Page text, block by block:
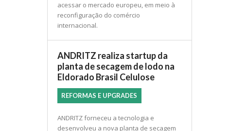
acessar o mercado europeu, em meio à
reconfiguração do comércio
internacional.
ANDRITZ realiza startup da
planta de secagem de lodo na
Eldorado Brasil Celulose
REFORMAS E UPGRADES
ANDRITZ forneceu a tecnologia e
desenvolveu a nova planta de secagem